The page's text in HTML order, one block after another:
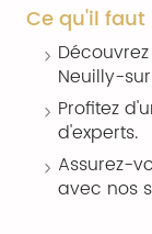
Ce qu'il
Neuilly-
Profitez
d'experts.
Assurez-
avec nos